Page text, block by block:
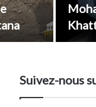
Suivez-nous